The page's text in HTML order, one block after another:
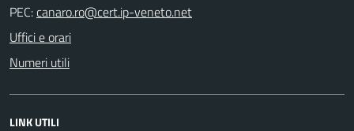
PEC:
Uffici e orari
Numeri utili
LINK UTILI